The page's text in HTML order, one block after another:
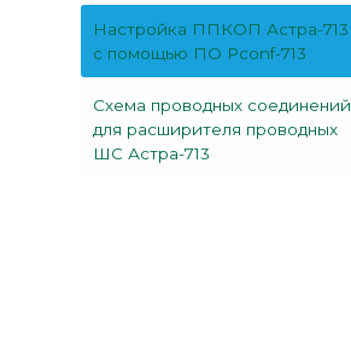
Настройка ППКОП Астра-713
с помощью ПО Pconf-713
Схема проводных соединений
для расширителя проводных
ШС Астра-713